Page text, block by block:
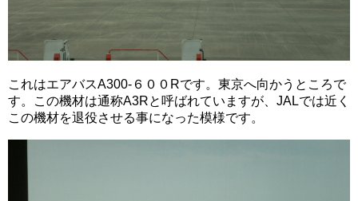
これはエアバスA300-６００Rです。東京へ向かうところで
す。この機材は通称A3Rと呼ばれていますが、JALでは近く
この機材を退役させる事になった模様です。